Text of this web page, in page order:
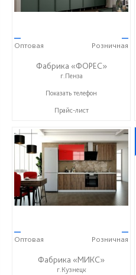
—
Оптовая
—
Розничная
Фабрика «ФОРЕС»
г.Пенза
+7 (8412) 73-85-16
Показать телефон
Прайс-лист
—
Оптовая
—
Розничная
Фабрика «МИКС»
г.Кузнецк